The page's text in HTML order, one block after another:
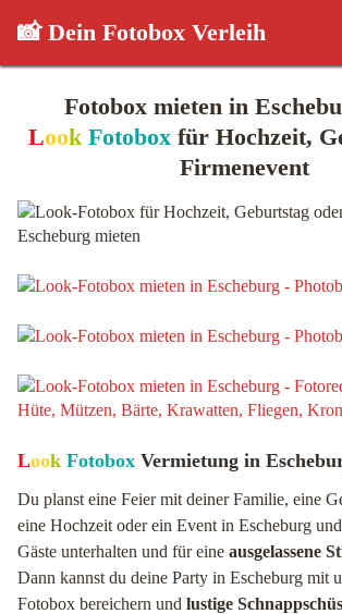
📸 Dein Fotobox Verleih
Fotobox mieten in
Look Fotoboxfür Hochzeit,
Firmenevent
Look Fotobox Vermietung in
Du planst eine Feier mit deiner Familie, eine
eine Hochzeit oder ein Event in Escheburg
Gäste unterhalten und für eine ausgelassene
Dann kannst du deine Party in Escheburg mit
Fotobox bereichern und lustige